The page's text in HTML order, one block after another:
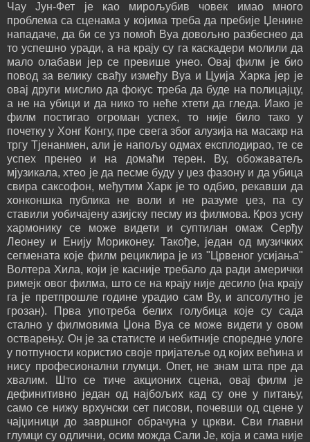
Чау Јун-Фет је као мирољубив човек имао много
проблема са сценама у којима треба да пребије Џенине
нападаче, да би се уз помоћ Вуа довољно разбеснео да
то успешно уради, а на крају су га каскадери молили да
мало олабави јер се превише унео. Овај филм је био
повод за велику свађу између Вуа и Цуија Харка јер је
овај други мислио да фокус треба да буде на полицајцу,
а не на убици и да нико то неће хтети да гледа. Иако је
филм постигао огроман успех, то није било тако у
почетку у Хонг Конгу, пре свега због алузија на масакр на
тргу Тјенанмен, али је напољу одмах експлодирао, те се
успех пренео и на домаћи терен. Ву, обожаватељ
мјузикала, хтео је да песме буду у џез фазону и да убица
свира саксофон, међутим Харк је то одбио, рекавши да
хонконшка публика не воли и не разуме џез, па су
ставили уобичајену азијску песму из филмова. Кроз усну
хармонику се може видети и суптилан омаж Серђу
Леонеу и Енију Мориконеу. Такође, један од музичких
сегмената које филм рециклира је из "Црвеног усијања"
Волтера Хила, који је касније требало да ради амерички
римејк овог филма, што се на крају није десило (на крају
га је претпрошле године урадио сам Ву, и апсолутно је
грозан). Прва употреба белих голубица које су сада
стално у филмовима Џона Вуа се може видети у овом
остварењу. Он је за статисте и небитније споредне улоге
у потпуности користио своје пријатеље од којих већина и
нису професионални глумци. Опет, не знам шта пре да
хвалим. Што се тиче акционих сцена, овај филм је
дефинитивно један од најбољих кад су оне у питању,
само се нижу врхунски сет писови, почевши од сцене у
чајџиници до завршног обрачуна у цркви. Сви главни
глумци су одлични, осим можда Сали Је, која и сама није